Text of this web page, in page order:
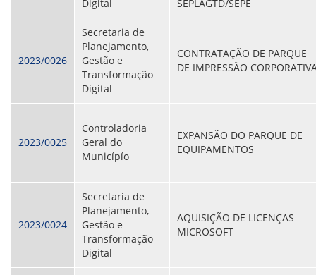
Digital SEPLAGTD/SEPE
2023/0026
Secretaria de
Planejamento,
Gestão e
Transformação
Digital
CONTRATAÇÃO DE PARQUE
DE IMPRESSÃO
2023/0025
Controladoria
Geral do
Municípío
EXPANSÃO DO PARQUE DE
EQUIPAMENTOS
2023/0024
Secretaria de
Planejamento,
Gestão e
Transformação
Digital
AQUISIÇÃO DE LICENÇAS
MICROSOFT